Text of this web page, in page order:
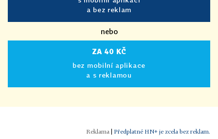
a bez reklam
nebo
ZA 40 KČ
bez mobilní aplikace
a s reklamou
Předplatné HN+ je zcela bez reklam.